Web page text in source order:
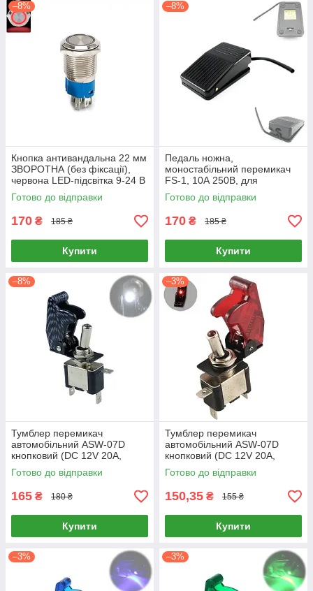
–8%
Кнопка антивандальна 22 мм
ЗВОРОТНА (без фіксації),
червона LED-підсвітка 9-24 В
(22K-P11D)
Готово до відправки
170 ₴ 185 ₴
Купити
–8%
Педаль ножна,
моностабільний перемикач
FS-1, 10А 250В, для
комутації навантаження
Готово до відправки
170 ₴ 185 ₴
Купити
–8%
Тумблер перемикач
автомобільний ASW-07D
кнопковий (DC 12V 20A,
SPST, з білим підсвічуванням
та карбоновою захисною
Готово до відправки
165 ₴ 180 ₴
Купити
–3%
Тумблер перемикач
автомобільний ASW-07D
кнопковий (DC 12V 20A,
SPST, з червоним
підсвічуванням та захисною
Готово до відправки
150,35 ₴ 155 ₴
Купити
–3% –3%